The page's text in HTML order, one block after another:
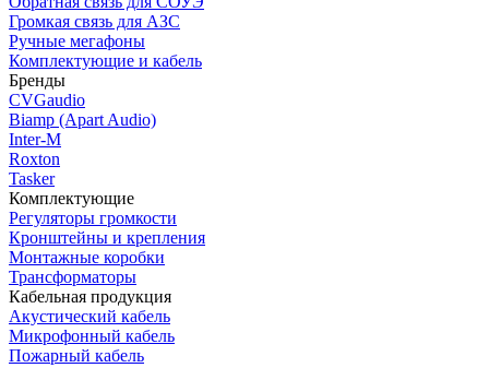
Громкая связь для АЗС
Ручные мегафоны
Комплектующие и кабель
Бренды
CVGaudio
Biamp (Apart Audio)
Inter-M
Roxton
Tasker
Комплектующие
Регуляторы громкости
Кронштейны и крепления
Монтажные коробки
Трансформаторы
Кабельная продукция
Акустический кабель
Микрофонный кабель
Пожарный кабель